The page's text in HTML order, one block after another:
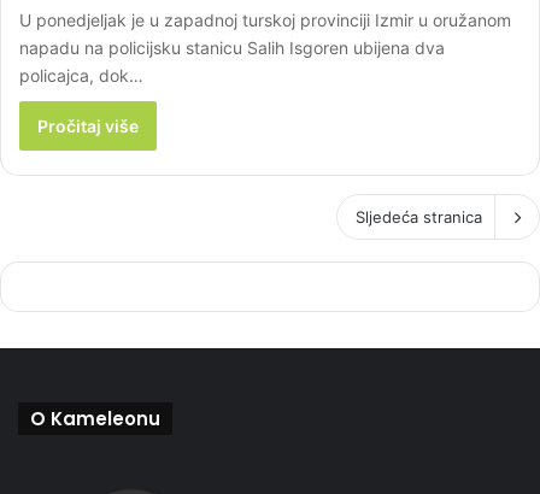
U ponedjeljak je u zapadnoj turskoj provinciji Izmir u oružanom
napadu na policijsku stanicu Salih Isgoren ubijena dva
policajca, dok…
Pročitaj više
Sljedeća stranica
O Kameleonu